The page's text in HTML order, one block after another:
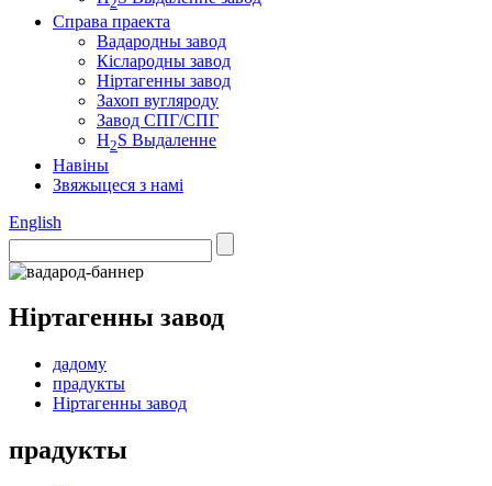
Справа праекта
Вадародны завод
Кіслародны завод
Ніртагенны завод
Захоп вугляроду
Завод СПГ/СПГ
H2S Выдаленне
Навіны
Звяжыцеся з намі
English
Ніртагенны завод
дадому
прадукты
Ніртагенны завод
прадукты